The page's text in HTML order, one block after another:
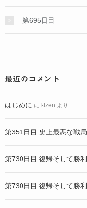
第695日目
最近のコメント
はじめに に kizen より
第351日目 史上最悪な戦局
第730日目 復帰そして勝利
第730日目 復帰そして勝利